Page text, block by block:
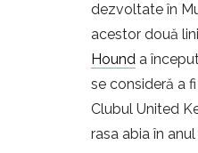
dezvoltate în
acestor două
Hound a
se consideră a
Clubul United
rasa abia în